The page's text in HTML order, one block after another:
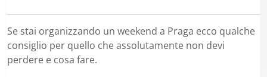
Se stai organizzando un weekend a Praga ecco qualche
consiglio per quello che assolutamente non devi
perdere e cosa fare.